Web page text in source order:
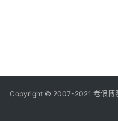
Copyright © 2007-2021 老俍博